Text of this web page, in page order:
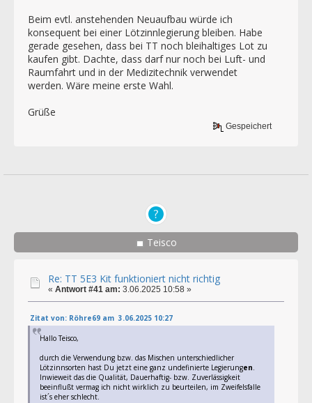
Beim evtl. anstehenden Neuaufbau würde ich
konsequent bei einer Lötzinnlegierung bleiben. Habe
gerade gesehen, dass bei TT noch bleihaltiges Lot zu
kaufen gibt. Dachte, dass darf nur noch bei Luft- und
Raumfahrt und in der Medizitechnik verwendet
werden. Wäre meine erste Wahl.
Grüße
Gespeichert
Teisco
Re: TT 5E3 Kit funktioniert nicht richtig
« Antwort #41 am: 3.06.2025 10:58 »
Zitat von: Röhre69 am 3.06.2025 10:27
Hallo Teisco,
durch die Verwendung bzw. das Mischen unterschiedlicher
Lötzinnsorten hast Du jetzt eine ganz undefinierte Legierungen.
Inwieweit das die Qualität, Dauerhaftig- bzw. Zuverlässigkeit
beeinflußt vermag ich nicht wirklich zu beurteilen, im Zweifelsfalle
ist´s eher schlecht.